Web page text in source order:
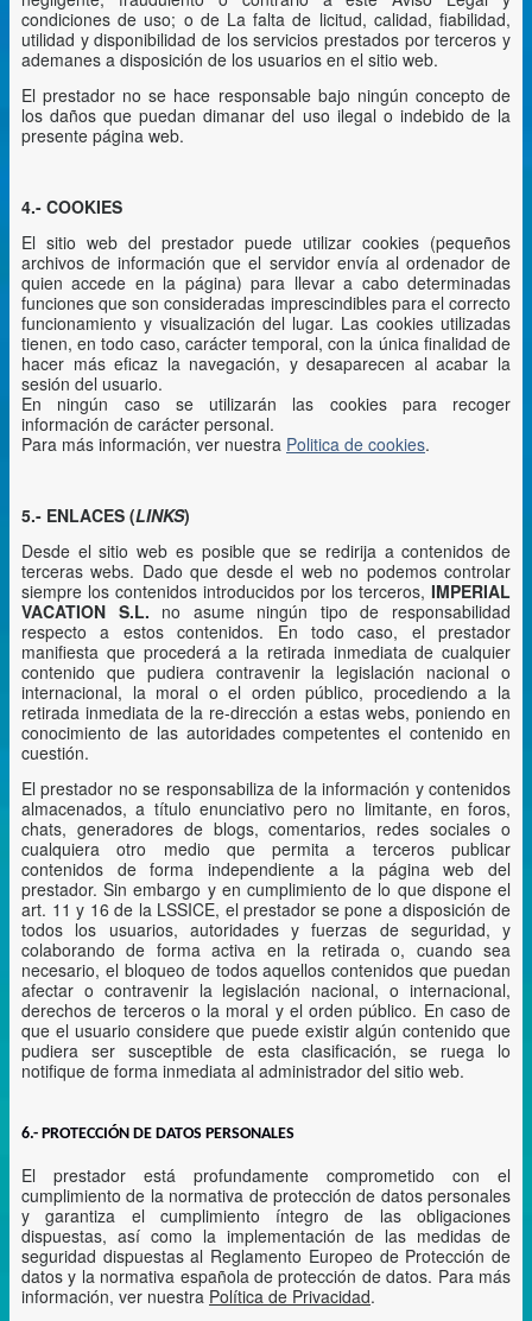
condiciones de uso; o de La falta de licitud, calidad, fiabilidad,
utilidad y disponibilidad de los servicios prestados por terceros y
ademanes a disposición de los usuarios en el sitio web.
El prestador no se hace responsable bajo ningún concepto de
los daños que puedan dimanar del uso ilegal o indebido de la
presente página web.
4.- COOKIES
El sitio web del prestador puede utilizar cookies (pequeños
archivos de información que el servidor envía al ordenador de
quien accede en la página) para llevar a cabo determinadas
funciones que son consideradas imprescindibles para el correcto
funcionamiento y visualización del lugar. Las cookies utilizadas
tienen, en todo caso, carácter temporal, con la única finalidad de
hacer más eficaz la navegación, y desaparecen al acabar la
sesión del usuario.
En ningún caso se utilizarán las cookies para recoger
información de carácter personal.
Para más información, ver nuestra Politica de cookies.
5.- ENLACES (LINKS)
Desde el sitio web es posible que se redirija a contenidos de
terceras webs. Dado que desde el web no podemos controlar
siempre los contenidos introducidos por los terceros, IMPERIAL
VACATION S.L. no asume ningún tipo de responsabilidad
respecto a estos contenidos. En todo caso, el prestador
manifiesta que procederá a la retirada inmediata de cualquier
contenido que pudiera contravenir la legislación nacional o
internacional, la moral o el orden público, procediendo a la
retirada inmediata de la re-dirección a estas webs, poniendo en
conocimiento de las autoridades competentes el contenido en
cuestión.
El prestador no se responsabiliza de la información y contenidos
almacenados, a título enunciativo pero no limitante, en foros,
chats, generadores de blogs, comentarios, redes sociales o
cualquiera otro medio que permita a terceros publicar
contenidos de forma independiente a la página web del
prestador. Sin embargo y en cumplimiento de lo que dispone el
art. 11 y 16 de la LSSICE, el prestador se pone a disposición de
todos los usuarios, autoridades y fuerzas de seguridad, y
colaborando de forma activa en la retirada o, cuando sea
necesario, el bloqueo de todos aquellos contenidos que puedan
afectar o contravenir la legislación nacional, o internacional,
derechos de terceros o la moral y el orden público. En caso de
que el usuario considere que puede existir algún contenido que
pudiera ser susceptible de esta clasificación, se ruega lo
notifique de forma inmediata al administrador del sitio web.
6.- PROTECCIÓN DE DATOS PERSONALES
El prestador está profundamente comprometido con el
cumplimiento de la normativa de protección de datos personales
y garantiza el cumplimiento íntegro de las obligaciones
dispuestas, así como la implementación de las medidas de
seguridad dispuestas al Reglamento Europeo de Protección de
datos y la normativa española de protección de datos. Para más
información, ver nuestra Política de Privacidad.